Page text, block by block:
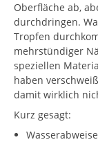
Oberfläche ab,
durchdringen.
Tropfen
mehrstündiger
speziellen
haben
damit wirklich
Kurz gesagt: